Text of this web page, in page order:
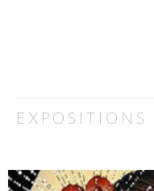
EXPOSITIONS